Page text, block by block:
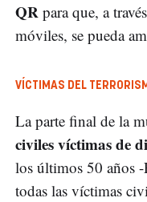
QR para que, a
móviles, se pueda
VÍCTIMAS DEL
La parte final de la
civiles víctimas de
los últimos 50 años
todas las víctimas